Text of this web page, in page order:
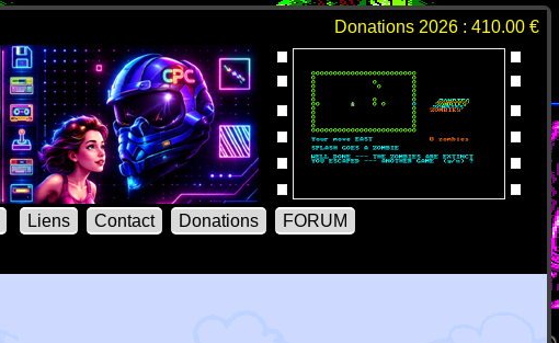
Donations 2026 : 410.00 €
Liens Contact Donations
FORUM